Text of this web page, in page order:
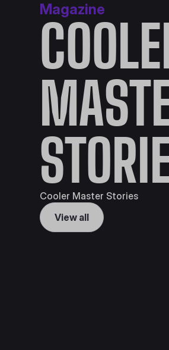
Magazine
Cooler Master Stories
View all